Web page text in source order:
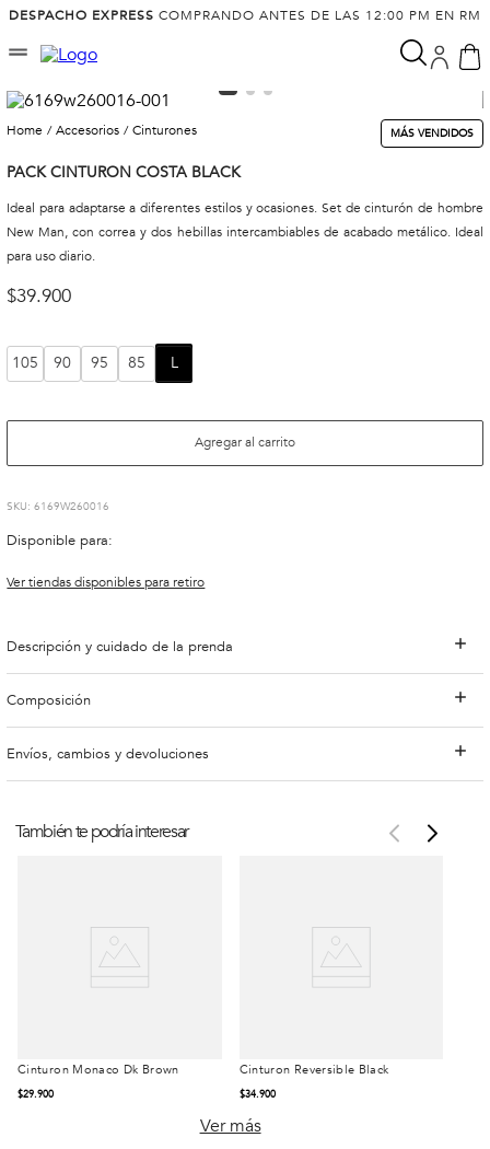
DESPACHO EXPRESS COMPRANDO ANTES DE LAS 12:00 PM EN RM
accesorios cinturones MÁS VENDIDOS
PACK CINTURON COSTA BLACK
Ideal para adaptarse a diferentes estilos y ocasiones. Set de cinturón de hombre
New Man, con correa y dos hebillas intercambiables de acabado metálico. Ideal
para uso diario.
$39.900
L
105 90 95 85
Agregar al carrito
:6169W260016
Disponible para:
Ver tiendas disponibles para retiro
Descripción y cuidado de la prenda
Composición
Envíos, cambios y devoluciones
También te podría interesar
Cinturon Monaco Dk Brown
$29.900
Talla Cinturon Reversible Black
$34.900
Talla
Ver más